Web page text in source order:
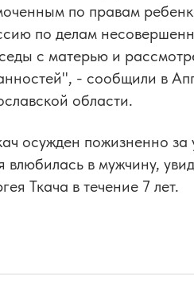
по правам
по делам
с матерью и
- сообщили в
области.
осужден пожизненно за
в мужчину,
Ткача в течение 7 лет.